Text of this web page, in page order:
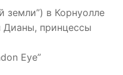
земли”) в Корнуолле
принцессы
Eye”